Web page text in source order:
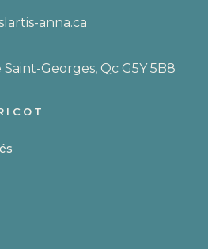
anna.ca
Saint-Georges, Qc G5Y 5B8